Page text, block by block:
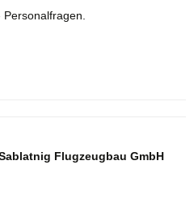
Flugzeugbau GmbH